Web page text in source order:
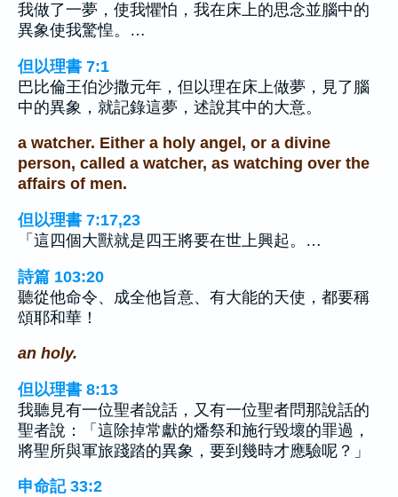
我做了一夢，使我懼怕，我在床上的思念並腦中的
異象使我驚惶。…
但以理書 7:1
巴比倫王伯沙撒元年，但以理在床上做夢，見了腦
中的異象，就記錄這夢，述說其中的大意。
a watcher. Either a holy angel, or a divine
person, called a watcher, as watching over the
affairs of men.
但以理書 7:17,23
「這四個大獸就是四王將要在世上興起。…
詩篇 103:20
聽從他命令、成全他旨意、有大能的天使，都要稱
頌耶和華！
an holy.
但以理書 8:13
我聽見有一位聖者說話，又有一位聖者問那說話的
聖者說：「這除掉常獻的燔祭和施行毀壞的罪過，
將聖所與軍旅踐踏的異象，要到幾時才應驗呢？」
申命記 33:2